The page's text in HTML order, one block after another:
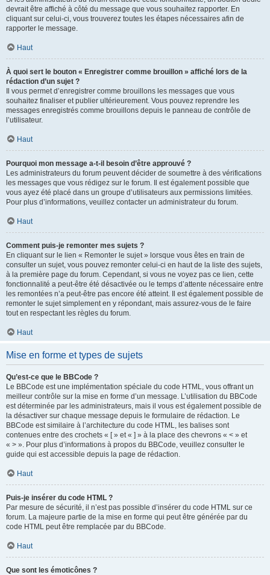
devrait être affiché à côté du message que vous souhaitez rapporter. En
cliquant sur celui-ci, vous trouverez toutes les étapes nécessaires afin de
rapporter le message.
Haut
À quoi sert le bouton « Enregistrer comme brouillon » affiché lors de la
rédaction d’un sujet ?
Il vous permet d’enregistrer comme brouillons les messages que vous
souhaitez finaliser et publier ultérieurement. Vous pouvez reprendre les
messages enregistrés comme brouillons depuis le panneau de contrôle de
l’utilisateur.
Haut
Pourquoi mon message a-t-il besoin d’être approuvé ?
Les administrateurs du forum peuvent décider de soumettre à des vérifications
les messages que vous rédigez sur le forum. Il est également possible que
vous ayez été placé dans un groupe d’utilisateurs aux permissions limitées.
Pour plus d’informations, veuillez contacter un administrateur du forum.
Haut
Comment puis-je remonter mes sujets ?
En cliquant sur le lien « Remonter le sujet » lorsque vous êtes en train de
consulter un sujet, vous pouvez remonter celui-ci en haut de la liste des sujets,
à la première page du forum. Cependant, si vous ne voyez pas ce lien, cette
fonctionnalité a peut-être été désactivée ou le temps d’attente nécessaire entre
les remontées n’a peut-être pas encore été atteint. Il est également possible de
remonter le sujet simplement en y répondant, mais assurez-vous de le faire
tout en respectant les règles du forum.
Haut
Mise en forme et types de sujets
Qu’est-ce que le BBCode ?
Le BBCode est une implémentation spéciale du code HTML, vous offrant un
meilleur contrôle sur la mise en forme d’un message. L’utilisation du BBCode
est déterminée par les administrateurs, mais il vous est également possible de
la désactiver sur chaque message depuis le formulaire de rédaction. Le
BBCode est similaire à l’architecture du code HTML, les balises sont
contenues entre des crochets « [ » et « ] » à la place des chevrons « < » et
« > ». Pour plus d’informations à propos du BBCode, veuillez consulter le
guide qui est accessible depuis la page de rédaction.
Haut
Puis-je insérer du code HTML ?
Par mesure de sécurité, il n’est pas possible d’insérer du code HTML sur ce
forum. La majeure partie de la mise en forme qui peut être générée par du
code HTML peut être remplacée par du BBCode.
Haut
Que sont les émoticônes ?